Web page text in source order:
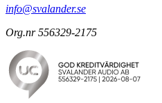
info@svalander.se
Org.nr 556329-2175